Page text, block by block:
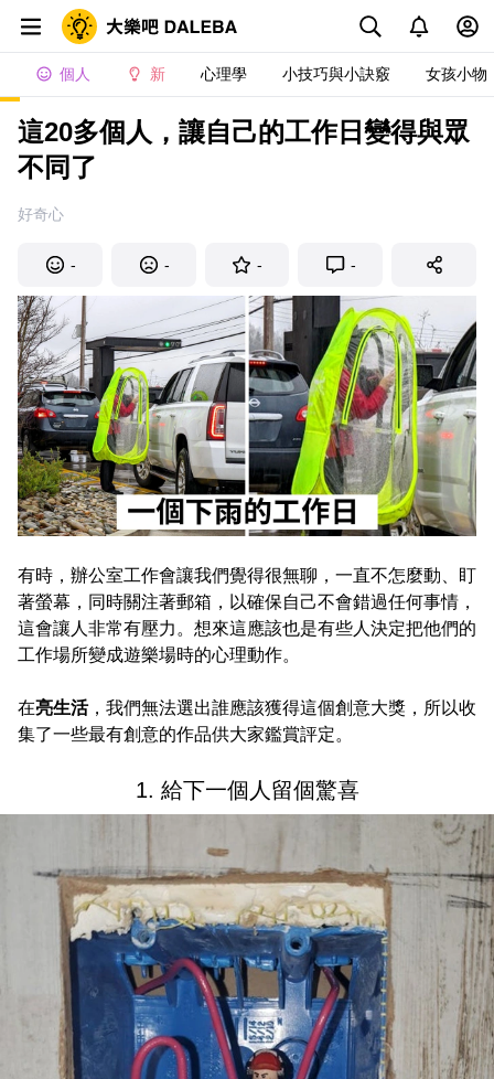
個人 新 心理學 小技巧與小訣竅 女孩小物
這20多個人，讓自己的工作日變得與眾
不同了
好奇心
- - - -
有時，辦公室工作會讓我們覺得很無聊，一直不怎麼動、盯
著螢幕，同時關注著郵箱，以確保自己不會錯過任何事情，
這會讓人非常有壓力。想來這應該也是有些人決定把他們的
工作場所變成遊樂場時的心理動作。
在亮生活，我們無法選出誰應該獲得這個創意大獎，所以收
集了一些最有創意的作品供大家鑑賞評定。
1. 給下一個人留個驚喜